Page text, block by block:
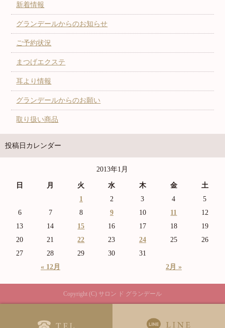
新着情報
グランデールからのお知らせ
ご予約状況
まつげエクステ
耳より情報
グランデールからのお願い
取り扱い商品
投稿日カレンダー
2013年1月
日 月 火 水 木 金 土
« 12月 2月 »
1 2 3 4
5
6
7 8 9 10 11
12
13
14 15 16 17 18
19
20
21 22 23 24 25
26
27
28 29 30 31
Copyright (C) サロン ド グランデール